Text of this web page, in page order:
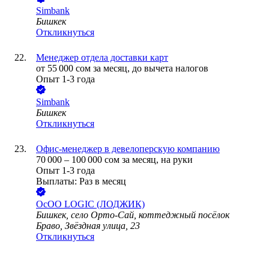
Simbank
Бишкек
Откликнуться
Менеджер отдела доставки карт
от 55 000 сом за месяц, до вычета налогов
Опыт 1-3 года
Simbank
Бишкек
Откликнуться
Офис-менеджер в девелоперскую компанию
70 000 – 100 000 сом за месяц, на руки
Опыт 1-3 года
Выплаты: Раз в месяц
ОсОО LOGIC (ЛОДЖИК)
Бишкек, село Орто-Сай, коттеджный посёлок
Браво, Звёздная улица, 23
Откликнуться